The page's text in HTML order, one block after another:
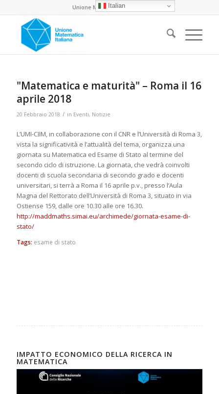
Unione Matematica Italiana
"Matematica e maturità" – Roma il 16
aprile 2018
20 Febbraio 2018 / in Eventi, Notizie
L’UMI-CIIM, in collaborazione con il CNR e l’Università di Roma 3,
vista la significatività e l’attualità del tema, organizza una
giornata su Matematica ed Esame di Stato al termine del
secondo ciclo di istruzione. La giornata, che vedrà coinvolti
docenti di scuola secondaria di secondo grado e docenti
universitari, si terrà a Roma il 16 aprile p.v., presso l’Aula
Magna del Rettorato dell’Università di Roma 3, situato in via
Ostiense 159, dalle ore 10.30 alle ore 16.30.
http://maddmaths.simai.eu/archimede/giornata-esame-di-
stato/
Tags: esame di stato
IMPATTO ECONOMICO DELLA RICERCA IN
MATEMATICA
Italian